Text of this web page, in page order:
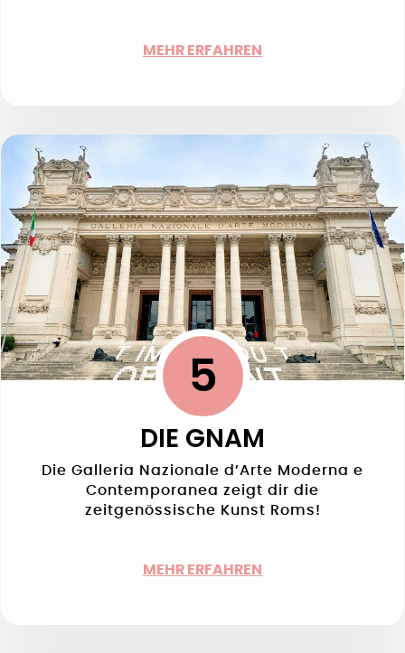
5
DIE GNAM
Die Galleria Nazionale d’Arte Moderna e
Contemporanea zeigt dir die
zeitgenössische Kunst Roms!
MEHR ERFAHREN
MEHR ERFAHREN